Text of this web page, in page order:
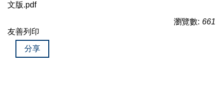
文版.pdf
瀏覽數: 661
友善列印
分享